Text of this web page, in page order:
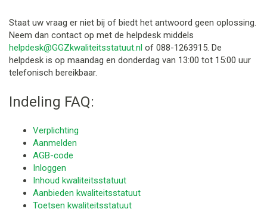
Staat uw vraag er niet bij of biedt het antwoord geen oplossing.
Neem dan contact op met de helpdesk middels
helpdesk@GGZkwaliteitsstatuut.nl of 088-1263915. De
helpdesk is op maandag en donderdag van 13:00 tot 15:00 uur
telefonisch bereikbaar.
Indeling FAQ:
Verplichting
Aanmelden
AGB-code
Inloggen
Inhoud kwaliteitsstatuut
Aanbieden kwaliteitsstatuut
Toetsen kwaliteitsstatuut